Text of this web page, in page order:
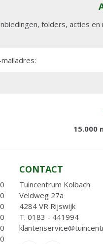
folders, acties
mailadres:
15.000
CONTACT
Tuincentrum Kolbach
Veldweg 27a
4284 VR Rijswijk
T. 0183 - 441994